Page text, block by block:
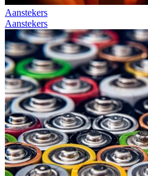
Aanstekers
Aanstekers